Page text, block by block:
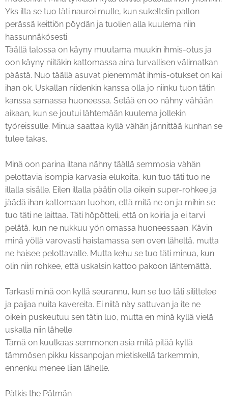
Yks ilta se tuo täti nauroi mulle, kun sukeltelin pallon
perässä keittiön pöydän ja tuolien alla kuulema niin
hassunnäkösesti.
Täällä talossa on käyny muutama muukin ihmis-otus ja
oon käyny niitäkin kattomassa aina turvallisen välimatkan
päästä. Nuo täällä asuvat pienemmät ihmis-otukset on kai
ihan ok. Uskallan niidenkin kanssa olla jo niinku tuon tätin
kanssa samassa huoneessa. Setää en oo nähny vähään
aikaan, kun se joutui lähtemään kuulema jollekin
työreissulle. Minua saattaa kyllä vähän jännittää kunhan se
tulee takas.
Minä oon parina iltana nähny täällä semmosia vähän
pelottavia isompia karvasia elukoita, kun tuo täti tuo ne
illalla sisälle. Eilen illalla päätin olla oikein super-rohkee ja
jäädä ihan kattomaan tuohon, että mitä ne on ja mihin se
tuo täti ne laittaa. Täti höpötteli, että on koiria ja ei tarvi
pelätä, kun ne nukkuu yön omassa huoneessaan. Kävin
minä yöllä varovasti haistamassa sen oven läheltä, mutta
ne haisee pelottavalle. Mutta kehu se tuo täti minua, kun
olin niin rohkee, että uskalsin kattoo pakoon lähtemättä.
Tarkasti minä oon kyllä seurannu, kun se tuo täti silittelee
ja paijaa nuita kavereita. Ei niitä näy sattuvan ja ite ne
oikein puskeutuu sen tätin luo, mutta en minä kyllä vielä
uskalla niin lähelle.
Tämä on kuulkaas semmonen asia mitä pitää kyllä
tämmösen pikku kissanpojan mietiskellä tarkemmin,
ennenku menee liian lähelle.
Pätkis the Pätmän